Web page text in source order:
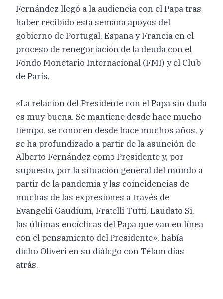
Fernández llegó a la audiencia con el Papa tras
haber recibido esta semana apoyos del
gobierno de Portugal, España y Francia en el
proceso de renegociación de la deuda con el
Fondo Monetario Internacional (FMI) y el Club
de París.
«La relación del Presidente con el Papa sin duda
es muy buena. Se mantiene desde hace mucho
tiempo, se conocen desde hace muchos años, y
se ha profundizado a partir de la asunción de
Alberto Fernández como Presidente y, por
supuesto, por la situación general del mundo a
partir de la pandemia y las coincidencias de
muchas de las expresiones a través de
Evangelii Gaudium, Fratelli Tutti, Laudato Si,
las últimas encíclicas del Papa que van en línea
con el pensamiento del Presidente», había
dicho Oliveri en su diálogo con Télam días
atrás.